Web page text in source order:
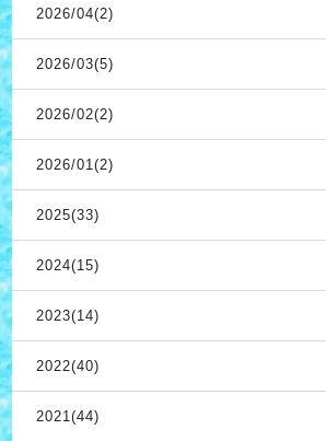
2026/04(2)
2026/03(5)
2026/02(2)
2026/01(2)
2025(33)
2024(15)
2023(14)
2022(40)
2021(44)